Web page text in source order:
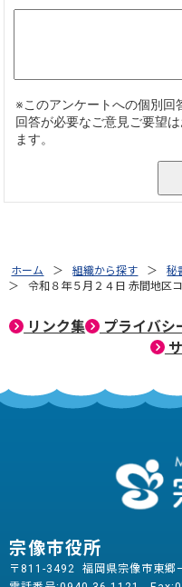
ホーム 組織から探す
秘
令和８年５月２４日 赤間地区
リンク集 プライバシ
宗像市役所
〒811-3492 福岡県宗像市東郷